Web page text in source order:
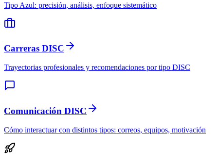
Tipo Azul: precisión, análisis, enfoque sistemático
Carreras DISC
Trayectorias profesionales y recomendaciones por tipo DISC
Comunicación DISC
Cómo interactuar con distintos tipos: correos, equipos, motivación